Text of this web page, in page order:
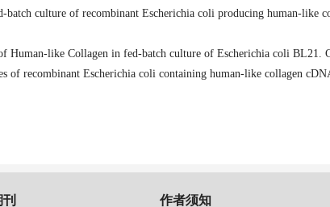
culture of recombinant Escherichia coli producing human-like
like Collagen in fed-batch culture of Escherichia coli BL21.
of recombinant Escherichia coli containing human-like collagen
作者须知